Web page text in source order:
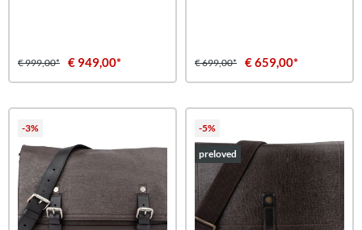
€ 999,00* € 949,00* € 699,00* € 659,00*
-3% -5%
preloved